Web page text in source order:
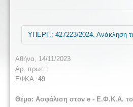
ΥΠΕΡΓ.: 427223/2024. Ανάκληση
Αθήνα, 14/11/2023
Αρ. πρωτ.:
ΕΦΚΑ: 49
Θέμα: Ασφάλιση στον e - Ε.Φ.Κ.Α.